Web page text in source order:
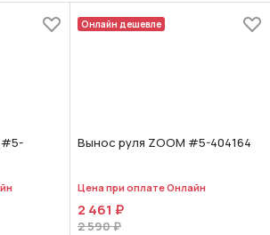
#5-
Онлайн дешевле
Вынос руля ZOOM #5-404164
Цена при оплате Онлайн
2 461 ₽
2 590 ₽